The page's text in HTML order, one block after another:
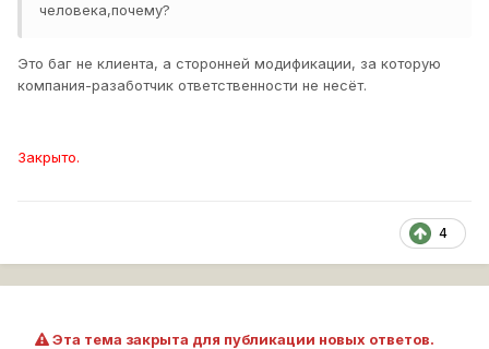
человека,почему?
Это баг не клиента, а сторонней модификации, за которую
компания-разаботчик ответственности не несёт.
Закрыто.
4
Эта тема закрыта для публикации новых ответов.